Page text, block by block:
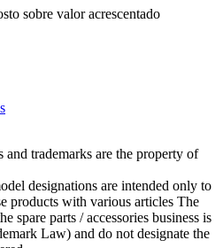
sobre valor acrescentado
trademarks are the property of
designations are intended only to
products with various articles The
spare parts / accessories business is
Law) and do not designate the